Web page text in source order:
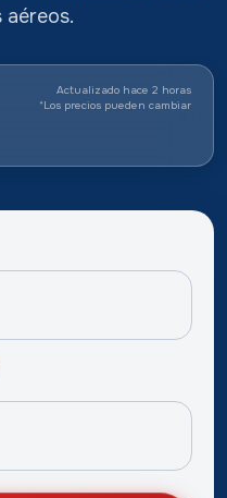
aéreos.
Actualizado hace 2 horas
*Los precios pueden cambiar